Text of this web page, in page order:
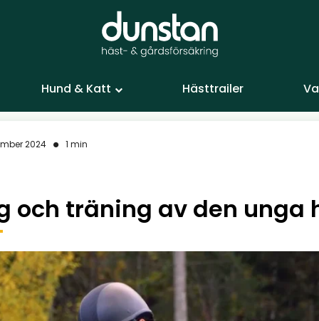
Hund & Katt Hästtrailer
2024 1 min
och träning av den unga